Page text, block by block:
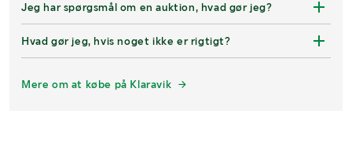
Jeg har spørgsmål om en auktion, hvad gør jeg?
Hvad gør jeg, hvis noget ikke er rigtigt?
Mere om at købe på Klaravik